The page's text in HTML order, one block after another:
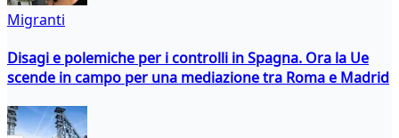
Migranti
Disagi e polemiche per i controlli in Spagna. Ora la Ue
scende in campo per una mediazione tra Roma e Madrid